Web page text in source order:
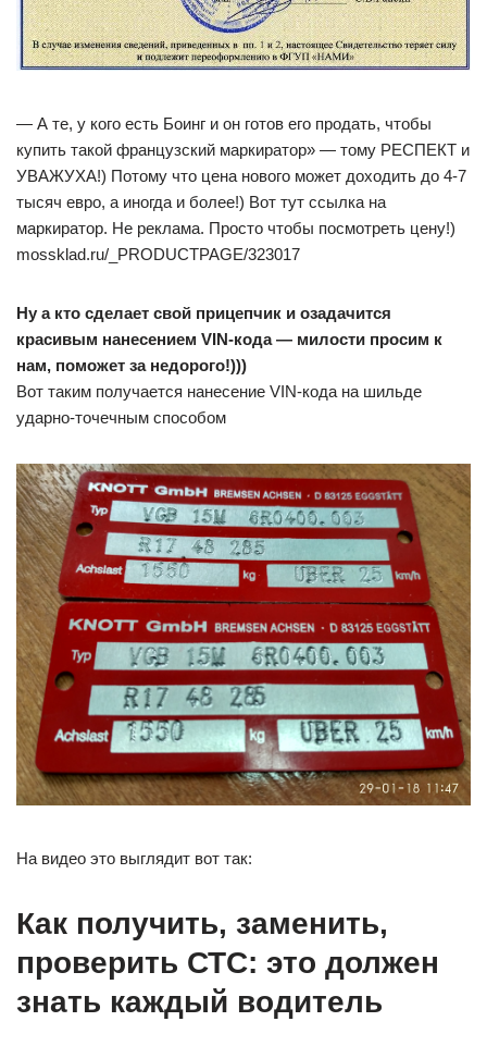
— А те, у кого есть Боинг и он готов его продать, чтобы
купить такой французский маркиратор» — тому РЕСПЕКТ и
УВАЖУХА!) Потому что цена нового может доходить до 4-7
тысяч евро, а иногда и более!) Вот тут ссылка на
маркиратор. Не реклама. Просто чтобы посмотреть цену!)
mossklad.ru/_PRODUCTPAGE/323017
Ну а кто сделает свой прицепчик и озадачится
красивым нанесением VIN-кода — милости просим к
нам, поможет за недорого!)))
Вот таким получается нанесение VIN-кода на шильде
ударно-точечным способом
На видео это выглядит вот так:
Как получить, заменить,
проверить СТС: это должен
знать каждый водитель